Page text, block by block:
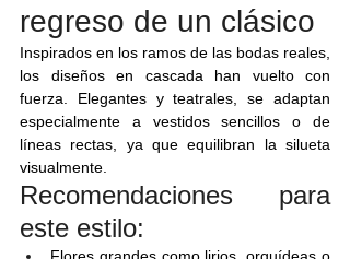
regreso de un clásico
Inspirados en los ramos de las bodas reales,
los diseños en cascada han vuelto con
fuerza. Elegantes y teatrales, se adaptan
especialmente a vestidos sencillos o de
líneas rectas, ya que equilibran la silueta
visualmente.
Recomendaciones para
este estilo: